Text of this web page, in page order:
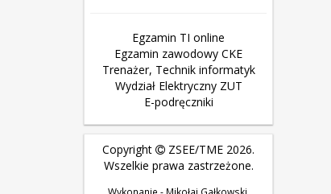
Egzamin TI online
Egzamin zawodowy CKE
Trenażer, Technik informatyk
Wydział Elektryczny ZUT
E-podręczniki
Copyright
ZSEE/TME 2026.
Wszelkie prawa zastrzeżone.